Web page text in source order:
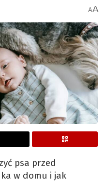
AA
psa przed
w domu i jak